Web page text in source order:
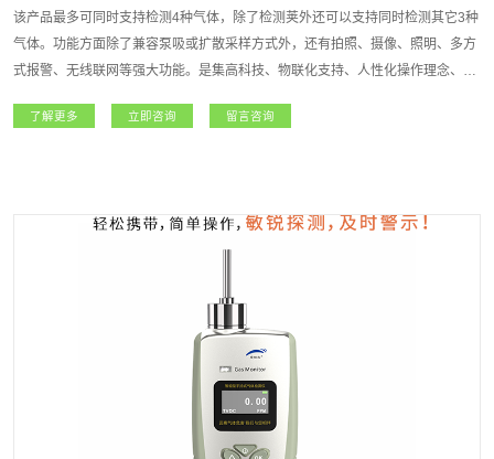
该产品最多可同时支持检测4种气体，除了检测荚外还可以支持同时检测其它3种
气体。功能方面除了兼容泵吸或扩散采样方式外，还有拍照、摄像、照明、多方
式报警、无线联网等强大功能。是集高科技、物联化支持、人性化操作理念、多
适用于石油石化、化工、燃气、冶金、电力、航天、军工、医疗、市政、矿产、
了解更多 立即咨询 留言咨询